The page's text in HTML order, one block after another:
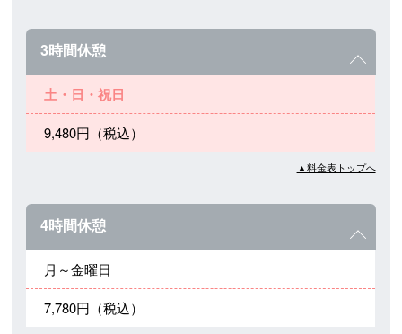
3時間休憩
土・日・祝日
9,480円（税込）
▲料金表トップへ
4時間休憩
月～金曜日
7,780円（税込）